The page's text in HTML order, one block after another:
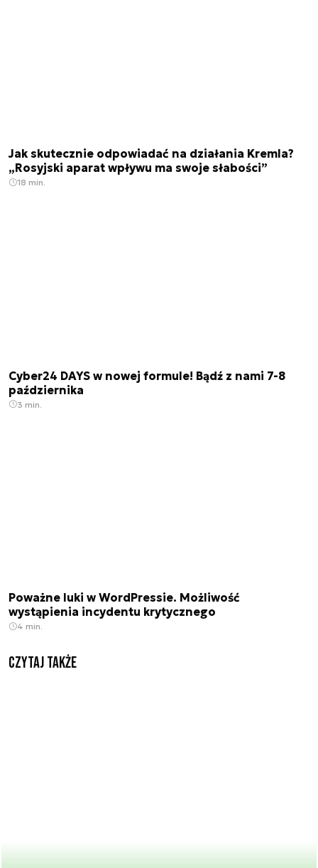
Jak skutecznie odpowiadać na działania Kremla?
„Rosyjski aparat wpływu ma swoje słabości”
18 min.
Cyber24 DAYS w nowej formule! Bądź z nami 7-8
października
3 min.
Poważne luki w WordPressie. Możliwość
wystąpienia incydentu krytycznego
4 min.
Czytaj także